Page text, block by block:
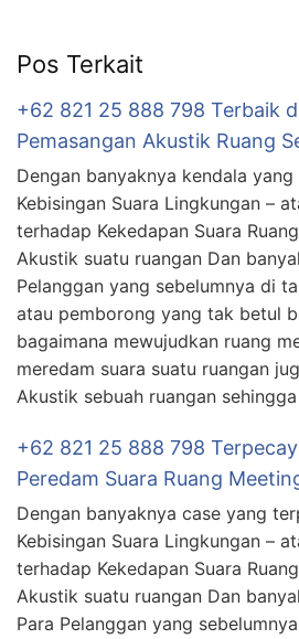
Pos Terkait
+62 821 25 888 798 Terbaik
Pemasangan Akustik Ruang
Dengan banyaknya kendala
Kebisingan Suara Lingkungan –
terhadap Kekedapan Suara
Akustik suatu ruangan Dan
Pelanggan yang sebelumnya di
atau pemborong yang tak betul
bagaimana mewujudkan ruang
meredam suara suatu ruangan
Akustik sebuah ruangan
+62 821 25 888 798
Peredam Suara Ruang
Dengan banyaknya case yang
Kebisingan Suara Lingkungan –
terhadap Kekedapan Suara
Akustik suatu ruangan Dan
Para Pelanggan yang